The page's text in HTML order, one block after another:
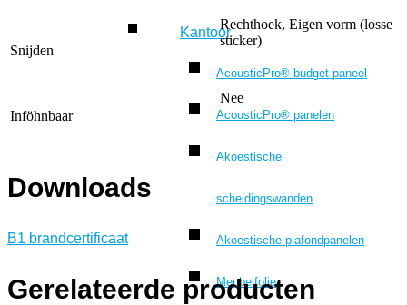
Kantoor
AcousticPro® budget paneel
AcousticPro® panelen
Akoestische
scheidingswanden
Akoestische plafondpanelen
Meubelfolie
Snijden
Rechthoek, Eigen vorm (losse
sticker)
Inföhnbaar
Nee
Downloads
B1 brandcertificaat
Gerelateerde producten